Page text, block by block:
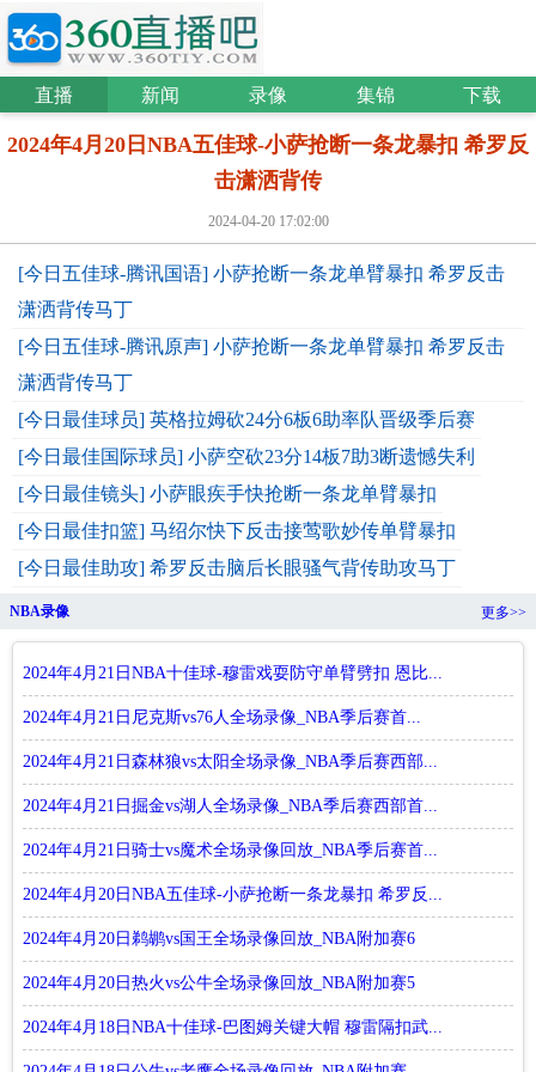
直播 新闻 录像 集锦 下载
2024年4月20日NBA五佳球-小萨抢断一条龙暴扣 希罗反
击潇洒背传
2024-04-20 17:02:00
[今日五佳球-腾讯国语] 小萨抢断一条龙单臂暴扣 希罗反击
潇洒背传马丁
[今日五佳球-腾讯原声] 小萨抢断一条龙单臂暴扣 希罗反击
潇洒背传马丁
[今日最佳球员] 英格拉姆砍24分6板6助率队晋级季后赛
[今日最佳国际球员] 小萨空砍23分14板7助3断遗憾失利
[今日最佳镜头] 小萨眼疾手快抢断一条龙单臂暴扣
[今日最佳扣篮] 马绍尔快下反击接莺歌妙传单臂暴扣
[今日最佳助攻] 希罗反击脑后长眼骚气背传助攻马丁
NBA录像 更多>>
2024年4月21日NBA十佳球-穆雷戏耍防守单臂劈扣 恩比...
2024年4月21日尼克斯vs76人全场录像_NBA季后赛首...
2024年4月21日森林狼vs太阳全场录像_NBA季后赛西部...
2024年4月21日掘金vs湖人全场录像_NBA季后赛西部首...
2024年4月21日骑士vs魔术全场录像回放_NBA季后赛首...
2024年4月20日NBA五佳球-小萨抢断一条龙暴扣 希罗反...
2024年4月20日鹈鹕vs国王全场录像回放_NBA附加赛6
2024年4月20日热火vs公牛全场录像回放_NBA附加赛5
2024年4月18日NBA十佳球-巴图姆关键大帽 穆雷隔扣武...